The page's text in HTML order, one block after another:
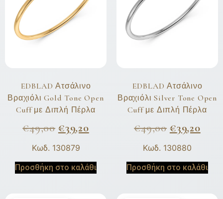
EDBLAD Ατσάλινο
Βραχιόλι Gold Tone Open
Cuff με Διπλή Πέρλα
€49,00 €39,20
Κωδ. 130879
Προσθήκη στο καλάθι
EDBLAD Ατσάλινο
Βραχιόλι Silver Tone Open
Cuff με Διπλή Πέρλα
€49,00 €39,20
Κωδ. 130880
Προσθήκη στο καλάθι